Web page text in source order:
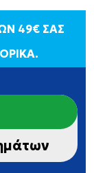
49€ ΣΑΣ